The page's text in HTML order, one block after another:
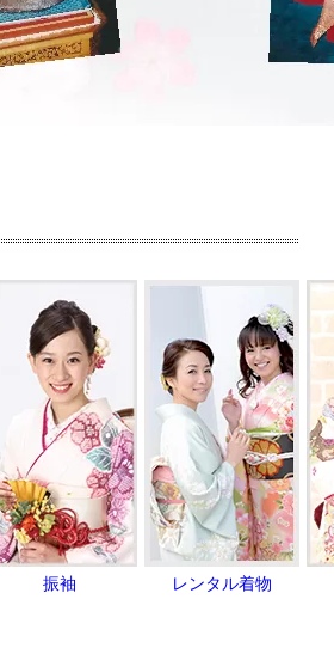
振袖 レンタル着物